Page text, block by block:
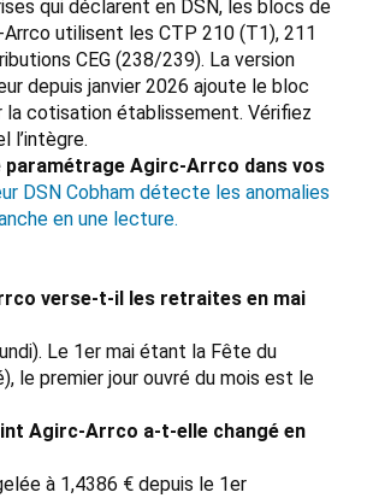
qui déclarent en DSN, les blocs de
utilisent les CTP 210 (T1), 211
CEG (238/239). La version
depuis janvier 2026 ajoute le bloc
la cotisation établissement. Vérifiez
l’intègre.
paramétrage Agirc-Arrco dans vos
DSN Cobham détecte les anomalies
en une lecture.
verse-t-il les retraites en mai
Le 1er mai étant la Fête du
le premier jour ouvré du mois est le
Agirc-Arrco a-t-elle changé en
à 1,4386 € depuis le 1er